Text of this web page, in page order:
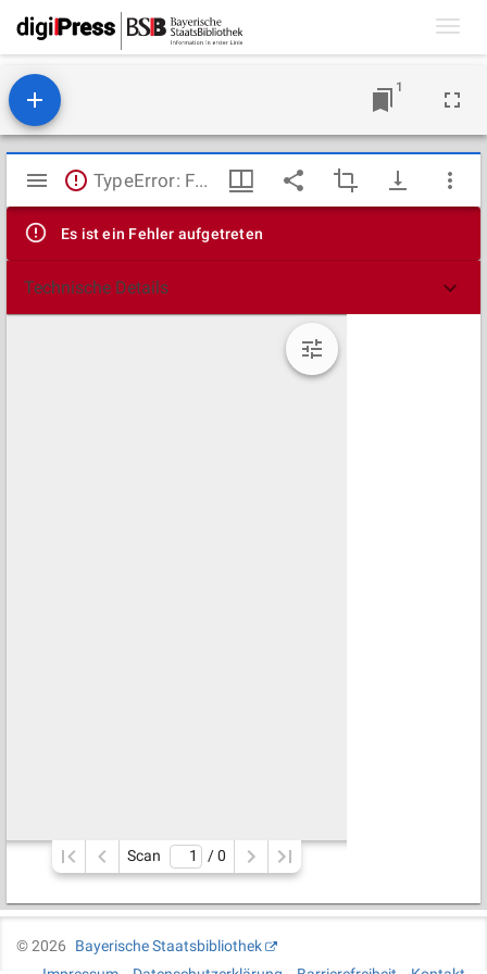
1
Mirador
Viewer
TypeError: Failed to fetch
Es ist ein Fehler aufgetreten
Technische Details
Scan / 0
©2026
Bayerische Staatsbibliothek